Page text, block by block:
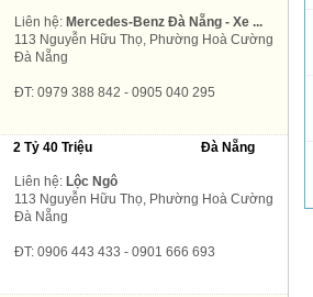
Liên hệ: Mercedes-Benz Đà Nẵng - Xe ...
113 Nguyễn Hữu Thọ, Phường Hoà Cường
Đà Nẵng
ĐT: 0979 388 842 - 0905 040 295
2 Tỷ 40 Triệu Đà Nẵng
Liên hệ: Lộc Ngô
113 Nguyễn Hữu Thọ, Phường Hoà Cường
Đà Nẵng
ĐT: 0906 443 433 - 0901 666 693